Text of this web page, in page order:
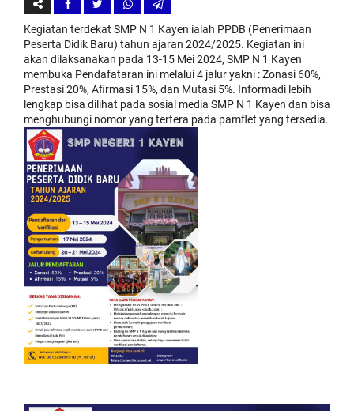
Kegiatan terdekat SMP N 1 Kayen ialah PPDB (Penerimaan
Peserta Didik Baru) tahun ajaran 2024/2025. Kegiatan ini
akan dilaksanakan pada 13-15 Mei 2024, SMP N 1 Kayen
membuka Pendafataran ini melalui 4 jalur yakni : Zonasi 60%,
Prestasi 20%, Afirmasi 15%, dan Mutasi 5%. Informadi lebih
lengkap bisa dilihat pada sosial media SMP N 1 Kayen dan bisa
menghubungi nomor yang tertera pada pamflet yang tersedia.